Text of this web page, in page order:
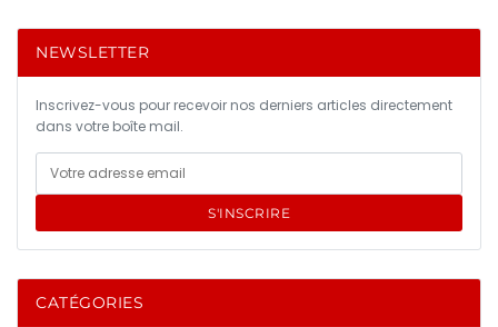
NEWSLETTER
Inscrivez-vous pour recevoir nos derniers articles directement
dans votre boîte mail.
S'INSCRIRE
CATÉGORIES